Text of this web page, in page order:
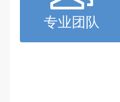
专业团队